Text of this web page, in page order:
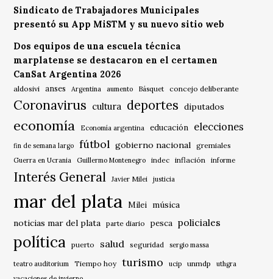
Sindicato de Trabajadores Municipales
presentó su App MiSTM y su nuevo sitio web
Dos equipos de una escuela técnica
marplatense se destacaron en el certamen
CanSat Argentina 2026
aldosivi anses Argentina aumento Básquet concejo deliberante
Coronavirus cultura deportes diputados
economía Economía argentina educación elecciones
fin de semana largo fútbol gobierno nacional gremiales
Guerra en Ucrania Guillermo Montenegro indec inflación informe
Interés General Javier Milei justicia
mar del plata Milei música
noticias mar del plata
parte diario pesca policiales
política puerto salud seguridad sergio massa
teatro auditorium Tiempo hoy turismo ucip unmdp
uthgra